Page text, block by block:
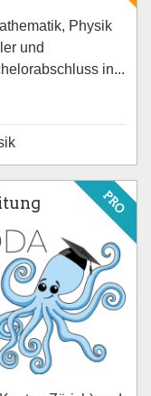
Physik
und
in...
PRO